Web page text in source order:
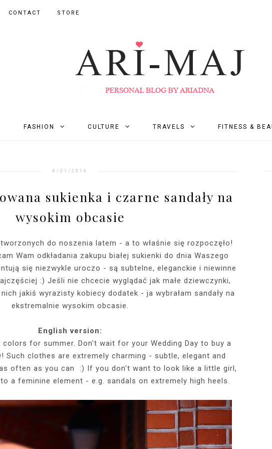
CONTACT STORE
FASHION
INSIDE HER FRAME - MY NEW
SENSUAL PHOTOBOOK
MY 34TH BIRTHDAY! FEELING
MORE ME THAN EVER :)
2025 - THE
PHOTOS ON
CULTURE
TOP, KRÓTKA SKÓRZANA
SPÓDNICZKA, CZARNE
KTÓRYMI PRAGNĘ SIĘ Z WAMI
PODZIELIĆ
RÓŻOWY SWETER Z DEKOLTEM,
SZARA SPÓDNICZKA I CZARNE
PRAGNĘ SIĘ Z WAMI PODZIELIĆ
FALBANAMI,
I SZPILKI +
PRAGNĘ SIĘ Z
TRAVELS
GDZIE POWSTAJĄ MOJE
SESJE + 100 ZŁ DO
AIRBNB
NIEZNANE OBLICZE LUWRU:
DLACZEGO MONA LISA STAŁA
WENUS Z MILO?
WIZYTA W
FITNESS &
BIAŁY SPORTOWY STANIK,
CZARNE LEGGINSY I
WIZYTA W POZNAŃSKIEJ
PRACOWNI FRYZJERSKIEJ CUT
JAKIEGO
CZYM
WŁOSY?
6/21/2016
sukienka i czarne sandały na
wysokim obcasie
do noszenia latem - a to właśnie się rozpoczęło!
Wam odkładania zakupu białej sukienki do dnia Waszego
się niezwykle uroczo - są subtelne, eleganckie i niewinne
:) Jeśli nie chcecie wyglądać jak małe dziewczynki,
jakiś wyrazisty kobiecy dodatek - ja wybrałam sandały na
ekstremalnie wysokim obcasie.
English version:
for summer. Don't wait for your Wedding Day to buy a
Such clothes are extremely charming - subtle, elegant and
often as you can :) If you don't want to look like a little girl,
a feminine element - e.g. sandals on extremely high heels.